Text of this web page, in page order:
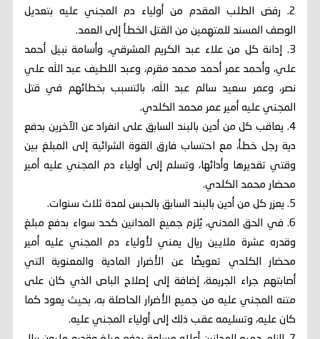
2. رفض الطلب المقدم من أولياء دم المجني عليه بتعديل
الوصف المسند للمتهمين من القتل الخطأ إلى العمد.
3. إدانة كل من علاء عبد الكريم المشرقي، وأسامة نبيل أحمد
علي، وأحمد عمر أحمد محمد مقرم، وعبد اللطيف عبد الله علي
نصر، وعمر سعيد سالم عبد الله، بالتسبب بخطائهم في قتل
المجني عليه أمير عمر محمد الكلدي.
4. يعاقب كل من أدين بالبند السابق على انفراد عن الآخرين بدفع
دية رجل خطأ، مع احتساب فارق القوة الشرائية إلى المبلغ بين
وقتي تقديرها وأدائها، وتسلم إلى أولياء دم المجني عليه أمير
محضار محمد الكلدي.
5. يعزر كل من أدين بالبند السابق بالحبس لمدة ثلاث سنوات.
6. في الحق المدني، يُلزم جميع المدانين كحد سواء بدفع مبلغ
وقدره عشرة ملايين ريال يمني لأولياء دم المجني عليه أمير
محضار الكلدي تعويضًا عن الأضرار المادية والمعنوية التي
أصابتهم جراء الجريمة، إضافة إلى إصلاح الباص الذي كان على
متنه المجني عليه من جميع الأضرار الحاصلة به، بحيث يعود كما
كان عليه، وتسليمه عقب ذلك إلى أولياء المجني عليه.